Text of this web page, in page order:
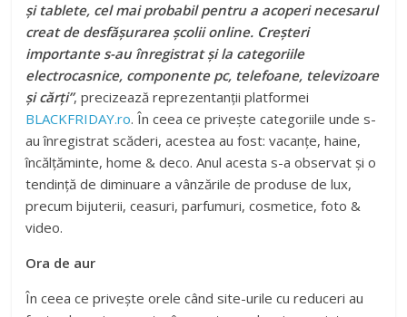
și tablete, cel mai probabil pentru a acoperi necesarul
creat de desfășurarea școlii online. Creșteri
importante s-au înregistrat și la categoriile
electrocasnice, componente pc, telefoane, televizoare
și cărți”, precizează reprezentanții platformei
BLACKFRIDAY.ro. În ceea ce privește categoriile unde s-
au înregistrat scăderi, acestea au fost: vacanțe, haine,
încălțăminte, home & deco. Anul acesta s-a observat și o
tendință de diminuare a vânzările de produse de lux,
precum bijuterii, ceasuri, parfumuri, cosmetice, foto &
video.
Ora de aur
În ceea ce privește orele când site-urile cu reduceri au